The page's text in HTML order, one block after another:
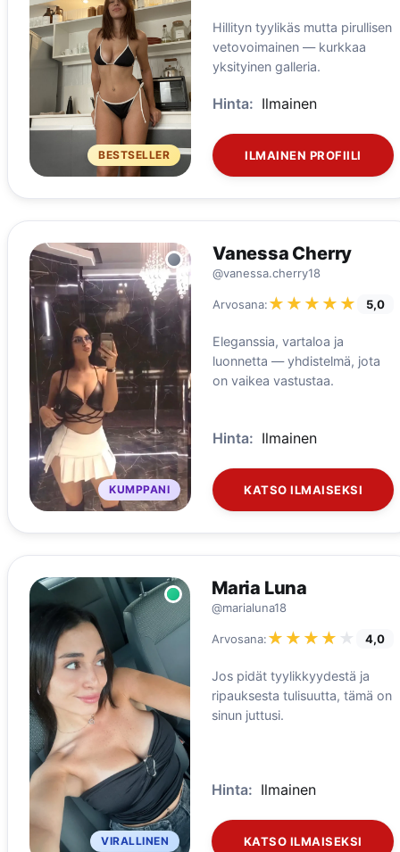
BESTSELLER
Hillityn tyylikäs mutta pirullisen
vetovoimainen — kurkkaa
yksityinen galleria.
Hinta: Ilmainen
ILMAINEN PROFIILI
KUMPPANI
Vanessa Cherry
@vanessa.cherry18
Arvosana:★★★★★
★★★★★ 5,0
Eleganssia, vartaloa ja
luonnetta — yhdistelmä, jota
on vaikea vastustaa.
Hinta: Ilmainen
KATSO ILMAISEKSI
VIRALLINEN
Maria Luna
@marialuna18
Arvosana:★★★★★
★★★★★ 4,0
Jos pidät tyylikkyydestä ja
ripauksesta tulisuutta, tämä on
sinun juttusi.
Hinta: Ilmainen
KATSO ILMAISEKSI